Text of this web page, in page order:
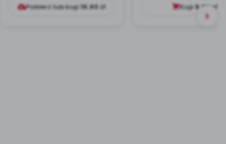
Pobierz lub kup19.90zł Kup9.99 zł